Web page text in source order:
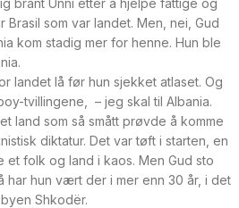
som var landet. Men, nei, Gud
kom stadig mer for henne. Hun ble
landet lå før hun sjekket atlaset. Og
tvillingene, – jeg skal til Albania.
land som så smått prøvde å komme
diktatur. Det var tøft i starten, en
et folk og land i kaos. Men Gud sto
har hun vært der i mer enn 30 år, i det
Shkodër.